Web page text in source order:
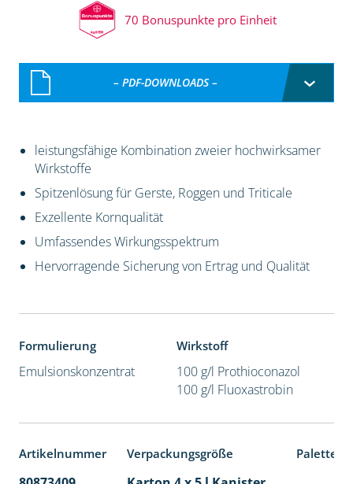
70 Bonuspunkte pro Einheit
– PDF-DOWNLOADS –
leistungsfähige Kombination zweier hochwirksamer
Wirkstoffe
Spitzenlösung für Gerste, Roggen und Triticale
Exzellente Kornqualität
Umfassendes Wirkungsspektrum
Hervorragende Sicherung von Ertrag und Qualität
Formulierung
Emulsionskonzentrat
Wirkstoff
100 g/l Prothioconazol
100 g/l Fluoxastrobin
Artikelnummer Verpackungsgröße